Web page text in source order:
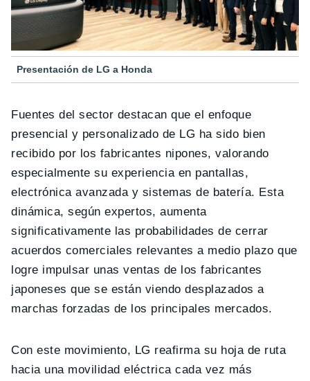
Presentación de LG a Honda
Fuentes del sector destacan que el enfoque
presencial y personalizado de LG ha sido bien
recibido por los fabricantes nipones, valorando
especialmente su experiencia en pantallas,
electrónica avanzada y sistemas de batería. Esta
dinámica, según expertos, aumenta
significativamente las probabilidades de cerrar
acuerdos comerciales relevantes a medio plazo que
logre impulsar unas ventas de los fabricantes
japoneses que se están viendo desplazados a
marchas forzadas de los principales mercados.
Con este movimiento, LG reafirma su hoja de ruta
hacia una movilidad eléctrica cada vez más